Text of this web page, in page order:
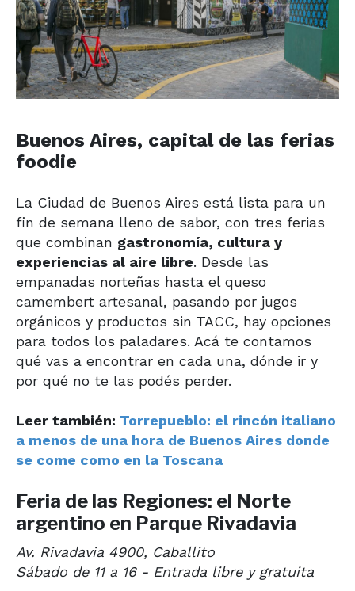
Buenos Aires, capital de las ferias
foodie
La Ciudad de Buenos Aires está lista para un
fin de semana lleno de sabor, con tres ferias
que combinan gastronomía, cultura y
experiencias al aire libre. Desde las
empanadas norteñas hasta el queso
camembert artesanal, pasando por jugos
orgánicos y productos sin TACC, hay opciones
para todos los paladares. Acá te contamos
qué vas a encontrar en cada una, dónde ir y
por qué no te las podés perder.
Leer también: Torrepueblo: el rincón italiano
a menos de una hora de Buenos Aires donde
se come como en la Toscana
Feria de las Regiones: el Norte
argentino en Parque Rivadavia
Av. Rivadavia 4900, Caballito
Sábado de 11 a 16 - Entrada libre y gratuita